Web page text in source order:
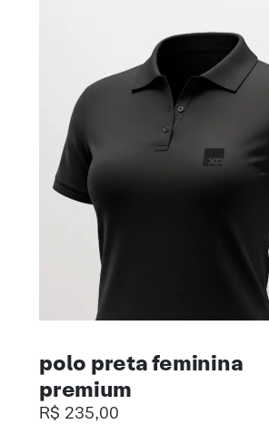
polo preta feminina
premium
R$ 235,00